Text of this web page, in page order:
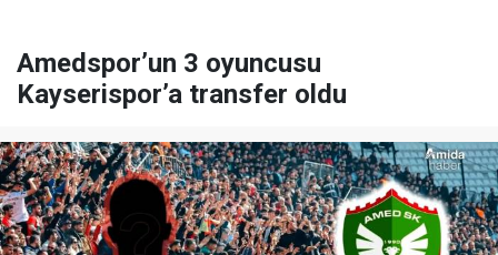
Amedspor’un 3 oyuncusu
Kayserispor’a transfer oldu